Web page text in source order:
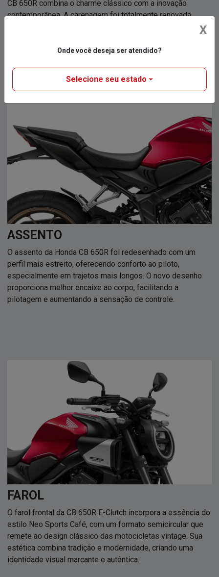
CB 650R combina o charme clássico com a inovação
contemporânea. A carenagem foi totalmente renovada,
trazendo linhas mais agressivas e modernas que refletem
ASSENTO
O assento da Honda CB 650R foi redesenhado com um
perfil mais estreito, oferecendo conforto ao piloto,
especialmente em trajetos mais longos. O novo desenho
proporciona melhor encaixe ao corpo, facilitando a
pilotagem e aumentando a sensação de controle.
FAROL
O farol frontal da CB 650R E-Clutch incorpora a essência do
estilo Neo Sports Café, com um formato semicircular que
remete ao design clássico das motocicletas vintage. Sua
estética combina tradição e modernidade, criando uma
identidade visual marcante e autêntica.
X
Onde você deseja ser atendido?
Selecione seu estado